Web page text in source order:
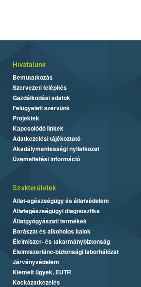
Hivatalunk
Bemutatkozás
Szervezeti felépítés
Gazdálkodási adatok
Felügyeleti szervünk
Projektek
Kapcsolódó linkek
Adatkezelési tájékoztató
Akadálymentességi nyilatkozat
Üzemeltetési információ
Szakterületek
Állat-egészségügy és állatvédelem
Állategészségügyi diagnosztika
Állatgyógyászati termékek
Borászat és alkoholos italok
Élelmiszer- és takarmánybiztonság
Élelmiszerlánc-biztonsági laborhálózat
Járványvédelem
Kiemelt ügyek, EUTR
Kockázatkezelés